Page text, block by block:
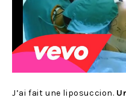
J’ai fait une liposuccion.